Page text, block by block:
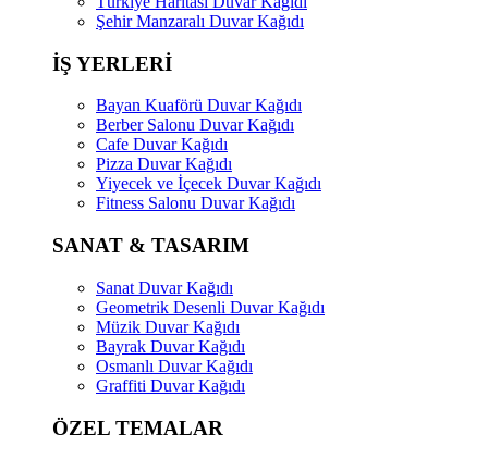
Şehir Manzaralı Duvar Kağıdı
İŞ YERLERİ
Bayan Kuaförü Duvar Kağıdı
Berber Salonu Duvar Kağıdı
Cafe Duvar Kağıdı
Pizza Duvar Kağıdı
Yiyecek ve İçecek Duvar Kağıdı
Fitness Salonu Duvar Kağıdı
SANAT & TASARIM
Sanat Duvar Kağıdı
Geometrik Desenli Duvar Kağıdı
Müzik Duvar Kağıdı
Bayrak Duvar Kağıdı
Osmanlı Duvar Kağıdı
Graffiti Duvar Kağıdı
ÖZEL TEMALAR